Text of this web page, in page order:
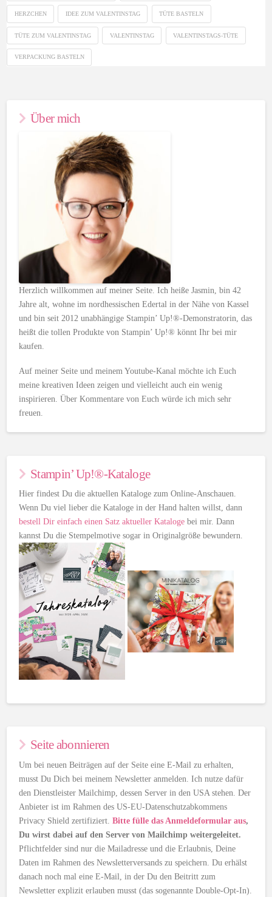
HERZCHEN IDEE ZUM VALENTINSTAG TÜTE BASTELN
TÜTE ZUM VALENTINSTAG VALENTINSTAG VALENTINSTAGS-TÜTE
VERPACKUNG BASTELN
Über mich
Herzlich willkommen auf meiner Seite. Ich heiße Jasmin, bin 42
Jahre alt, wohne im nordhessischen Edertal in der Nähe von Kassel
und bin seit 2012 unabhängige Stampin’ Up!®-Demonstratorin, das
heißt die tollen Produkte von Stampin’ Up!® könnt Ihr bei mir
kaufen.
Auf meiner Seite und meinem Youtube-Kanal möchte ich Euch
meine kreativen Ideen zeigen und vielleicht auch ein wenig
inspirieren. Über Kommentare von Euch würde ich mich sehr
freuen.
Stampin’ Up!®-Kataloge
Hier findest Du die aktuellen Kataloge zum Online-Anschauen.
Wenn Du viel lieber die Kataloge in der Hand halten willst, dann
bestell Dir einfach einen Satz aktueller Kataloge bei mir. Dann
kannst Du die Stempelmotive sogar in Originalgröße bewundern.
Seite abonnieren
Um bei neuen Beiträgen auf der Seite eine E-Mail zu erhalten,
musst Du Dich bei meinem Newsletter anmelden. Ich nutze dafür
den Dienstleister Mailchimp, dessen Server in den USA stehen. Der
Anbieter ist im Rahmen des US-EU-Datenschutzabkommens
Privacy Shield zertifiziert.Bitte fülle das Anmeldeformular aus,
Du wirst dabei auf den Server von Mailchimp weitergeleitet.
Pflichtfelder sind nur die Mailadresse und die Erlaubnis, Deine
Daten im Rahmen des Newsletterversands zu speichern. Du erhälst
danach noch mal eine E-Mail, in der Du den Beitritt zum
Newsletter explizit erlauben musst (das sogenannte Double-Opt-In).